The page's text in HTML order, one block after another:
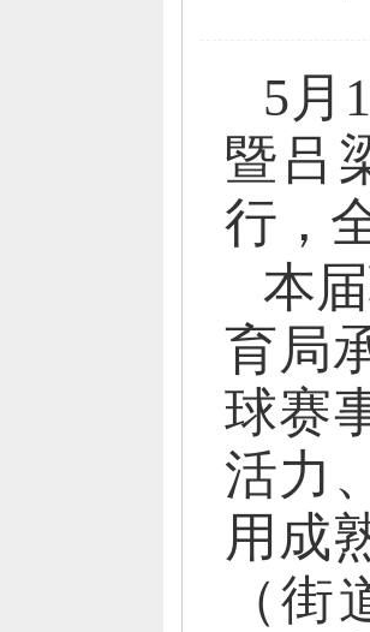
5月
暨吕
行，
本
育局
球赛
活力
用成
（街